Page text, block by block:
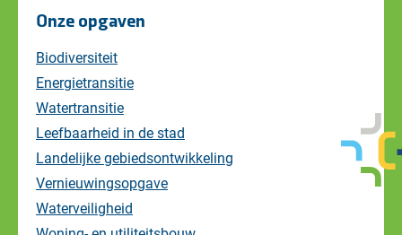
Onze opgaven
Biodiversiteit
Energietransitie
Watertransitie
Leefbaarheid in de stad
Landelijke gebiedsontwikkeling
Vernieuwingsopgave
Waterveiligheid